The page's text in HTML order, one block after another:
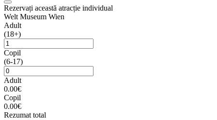
Rezervați această atracție individual
Welt Museum Wien
Adult
(18+)
Copil
(6-17)
Adult
0.00€
Copil
0.00€
Rezumat total